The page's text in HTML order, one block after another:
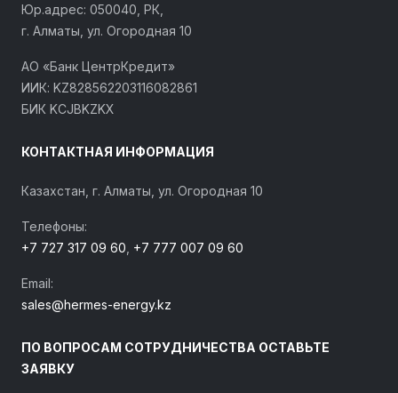
Юр.адрес: 050040, РК,
г. Алматы, ул. Огородная 10
АО «Банк ЦентрКредит»
ИИК: KZ828562203116082861
БИК KCJBKZKX
КОНТАКТНАЯ ИНФОРМАЦИЯ
Казахстан, г. Алматы, ул. Огородная 10
Телефоны:
+7 727 317 09 60 +7 777 007 09 60
Email:
sales@hermes-energy.kz
ПО ВОПРОСАМ СОТРУДНИЧЕСТВА ОСТАВЬТЕ
ЗАЯВКУ